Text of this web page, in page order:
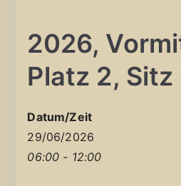
2026,
Platz 2, Sitz
Datum/Zeit
29/06/2026
06:00 - 12:00